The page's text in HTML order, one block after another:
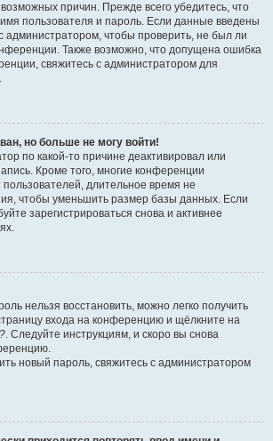
причин. Прежде всего убедитесь, что
пользователя и пароль. Если данные введены
администратором, чтобы проверить, не был ли
Также возможно, что допущена ошибка
свяжитесь с администратором для
но больше не могу войти!
по какой-то причине деактивировал или
Кроме того, многие конференции
длительное время не
чтобы уменьшить размер базы данных. Если
зарегистрироваться снова и активнее
нельзя восстановить, можно легко получить
входа на конференцию и щёлкните на
. Следуйте инструкциям, и скоро вы снова
новый пароль, свяжитесь с администратором